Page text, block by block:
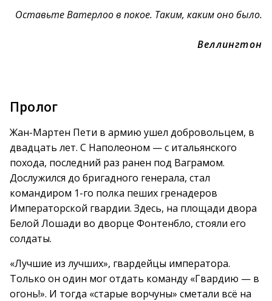
Оставьте Ватерлоо в покое. Таким, каким оно было.
Веллингтон
Пролог
Жан-Мартен Пети в армию ушел добровольцем, в
двадцать лет. С Наполеоном — с итальянского
похода, последний раз ранен под Ваграмом.
Дослужился до бригадного генерала, стал
командиром 1-го полка пеших гренадеров
Императорской гвардии. Здесь, на площади двора
Белой Лошади во дворце Фонтенбло, стояли его
солдаты.
«Лучшие из лучших», гвардейцы императора.
Только он один мог отдать команду «Гвардию — в
огонь!». И тогда «старые ворчуны» сметали всё на